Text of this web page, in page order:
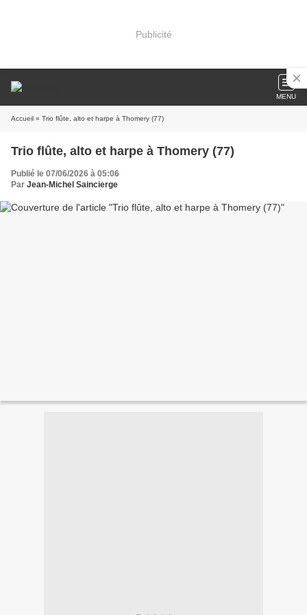
Publicité
MENU
Accueil » Trio flûte, alto et harpe à Thomery (77)
Trio flûte, alto et harpe à Thomery (77)
Publié le 07/06/2026 à 05:06
Par Jean-Michel Saincierge